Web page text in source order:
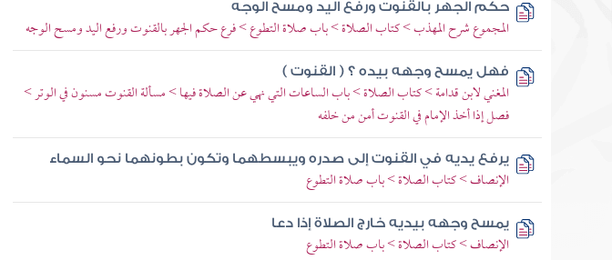
حكم الجهر بالقنوت ورفع اليد ومسح الوجه
المجموع شرح المهذب > كتاب الصلاة > باب صلاة التطوع > فرع حكم الجهر بالقنوت ورفع اليد ومسح الوجه
فهل يمسح وجهه بيده ؟ ( القنوت )
المغني لابن قدامة > كتاب الصلاة > باب الساعات التي نهي عن الصلاة فيها > مسألة القنوت مسنون في الوتر >
فصل إذا أخذ الإمام في القنوت أمن من خلفه
يرفع يديه في القنوت إلى صدره ويبسطهما وتكون بطونهما نحو السماء
الإنصاف > كتاب الصلاة > باب صلاة التطوع
يمسح وجهه بيديه خارج الصلاة إذا دعا
الإنصاف > كتاب الصلاة > باب صلاة التطوع